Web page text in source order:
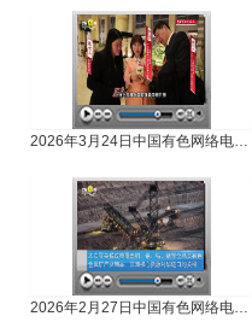
2026年3月24日中国有色网络电视新闻
2026年2月27日中国有色网络电视新闻